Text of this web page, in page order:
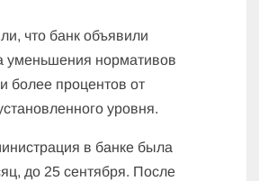
что банк объявили
уменьшения нормативов
более процентов от
уровня.
в банке была
до 25 сентября. После